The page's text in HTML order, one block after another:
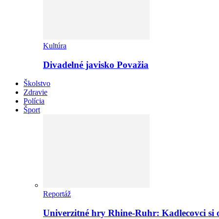
Kultúra
Divadelné javisko Považia
Školstvo
Zdravie
Polícia
Šport
Reportáž
Univerzitné hry Rhine-Ruhr: Kadlecovci si